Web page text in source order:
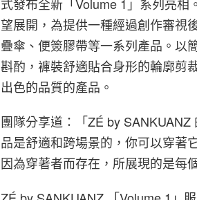
望展開，為提供一種經過創作審視
疊傘、便簽膠帶等一系列產品。以
斟酌，褲裝舒適貼合身形的輪廓剪
出色的品質的產品。
團隊分享道：「ZÉ by
品是舒適和跨場景的，你可以穿著
因為穿著者而存在，所展現的是每